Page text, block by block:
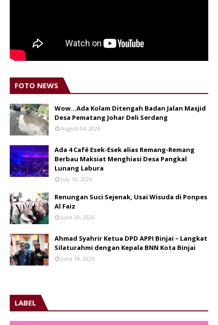
FOTO NEWS
Wow...Ada Kolam Ditengah Badan Jalan Masjid
Desa Pematang Johar Deli Serdang
August 04, 2026
Ada 4 Café Esek-Esek alias Remang-Remang
Berbau Maksiat Menghiasi Desa Pangkal
Lunang Labura
July 18, 2026
Renungan Suci Sejenak, Usai Wisuda di Ponpes
Al Faiz
June 20, 2026
Ahmad Syahrir Ketua DPD APPI Binjai – Langkat
Silaturahmi dengan Kepala BNN Kota Binjai
June 18, 2026
LABEL